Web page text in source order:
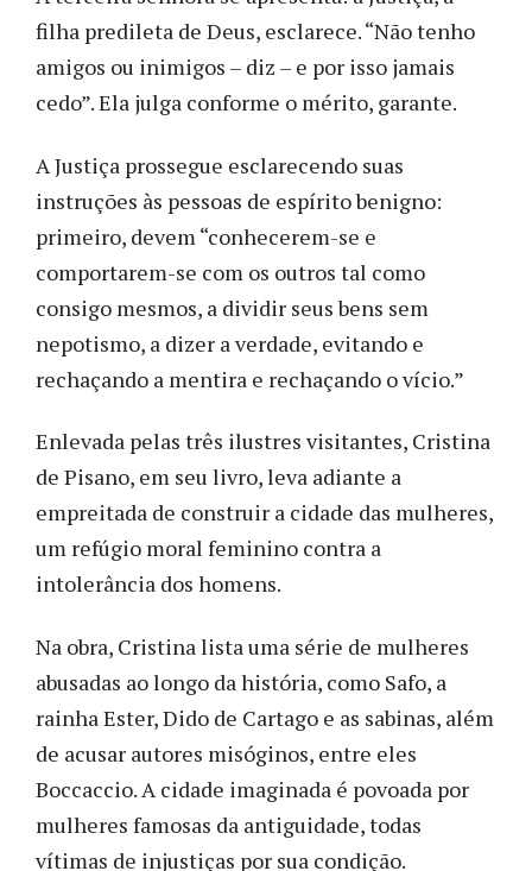
filha predileta de Deus, esclarece. “Não tenho
amigos ou inimigos – diz – e por isso jamais
cedo”. Ela julga conforme o mérito, garante.
A Justiça prossegue esclarecendo suas
instruções às pessoas de espírito benigno:
primeiro, devem “conhecerem-se e
comportarem-se com os outros tal como
consigo mesmos, a dividir seus bens sem
nepotismo, a dizer a verdade, evitando e
rechaçando a mentira e rechaçando o vício.”
Enlevada pelas três ilustres visitantes, Cristina
de Pisano, em seu livro, leva adiante a
empreitada de construir a cidade das mulheres,
um refúgio moral feminino contra a
intolerância dos homens.
Na obra, Cristina lista uma série de mulheres
abusadas ao longo da história, como Safo, a
rainha Ester, Dido de Cartago e as sabinas, além
de acusar autores misóginos, entre eles
Boccaccio. A cidade imaginada é povoada por
mulheres famosas da antiguidade, todas
vítimas de injustiças por sua condição.